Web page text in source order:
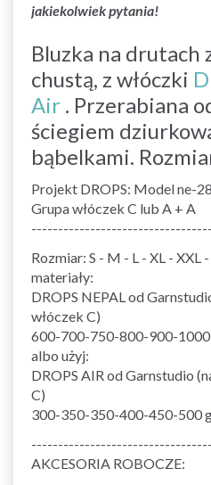
jakiekolwiek pytania!
Bluzka na drutach
chustą, z włóczki
Air . Przerabiana
ściegiem
bąbelkami.
Projekt DROPS: Model ne-
Grupa włóczek C lub A + A
Rozmiar: S - M - L - XL - XXL -
materiały:
DROPS NEPAL od
włóczek C)
600-700-750-800-900-
albo użyj:
DROPS AIR od Garnstudio
C)
300-350-350-400-450-500
AKCESORIA ROBOCZE: